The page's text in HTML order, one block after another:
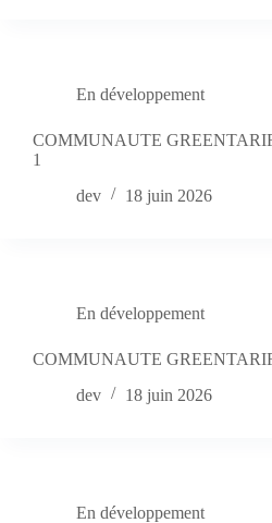
En développement
COMMUNAUTE
1
dev
18 juin 2026
En développement
COMMUNAUTE
dev
18 juin 2026
En développement